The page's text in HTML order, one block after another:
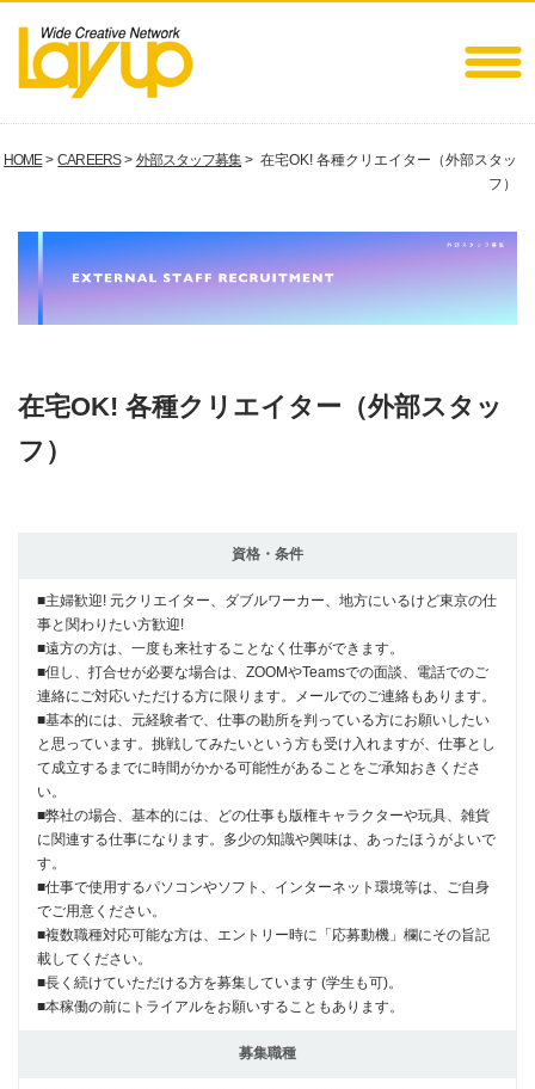
HOME>CAREERS> 外部スタッフ募集> 在宅OK! 各種クリエイター（外部スタッ
フ）
在宅OK! 各種クリエイター（外部スタッ
フ）
資格・条件
■主婦歓迎! 元クリエイター、ダブルワーカー、地方にいるけど東京の仕
事と関わりたい方歓迎!
■遠方の方は、一度も来社することなく仕事ができます。
■但し、打合せが必要な場合は、ZOOMやTeamsでの面談、電話でのご
連絡にご対応いただける方に限ります。メールでのご連絡もあります。
■基本的には、元経験者で、仕事の勘所を判っている方にお願いしたい
と思っています。挑戦してみたいという方も受け入れますが、仕事とし
て成立するまでに時間がかかる可能性があることをご承知おきくださ
い。
■弊社の場合、基本的には、どの仕事も版権キャラクターや玩具、雑貨
に関連する仕事になります。多少の知識や興味は、あったほうがよいで
す。
■仕事で使用するパソコンやソフト、インターネット環境等は、ご自身
でご用意ください。
■複数職種対応可能な方は、エントリー時に「応募動機」欄にその旨記
載してください。
■長く続けていただける方を募集しています (学生も可)。
■本稼働の前にトライアルをお願いすることもあります。
募集職種